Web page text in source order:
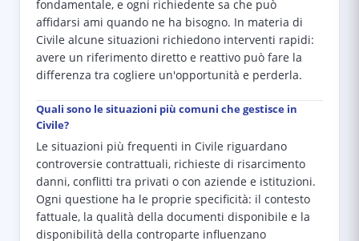
fondamentale, e ogni richiedente sa che può
affidarsi ami quando ne ha bisogno. In materia di
Civile alcune situazioni richiedono interventi rapidi:
avere un riferimento diretto e reattivo può fare la
differenza tra cogliere un'opportunità e perderla.
Quali sono le situazioni più comuni che gestisce in
Civile?
Le situazioni più frequenti in Civile riguardano
controversie contrattuali, richieste di risarcimento
danni, conflitti tra privati o con aziende e istituzioni.
Ogni questione ha le proprie specificità: il contesto
fattuale, la qualità della documenti disponibile e la
disponibilità della controparte influenzano